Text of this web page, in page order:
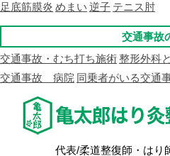
足底筋膜炎 めまい 逆子 テニス肘
交通事故
交通事故・むち打ち施術整形外科
交通事故 病院 同乗者がいる交通
代表/柔道整復師・はり